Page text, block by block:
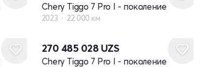
Chery Tiggo 7 Pro I - поколение
2023 22 000 км
270 485 028 UZS
Chery Tiggo 7 Pro I - поколение